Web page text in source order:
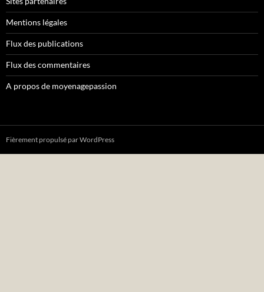
Mentions légales
Flux des publications
Flux des commentaires
A propos de moyenagepassion
Fièrement propulsé par WordPress